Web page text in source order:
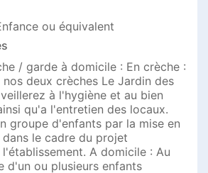
ou équivalent
/ garde à domicile : En crèche :
deux crèches Le Jardin des
à l'hygiène et au bien
qu'a l'entretien des locaux.
groupe d'enfants par la mise en
le cadre du projet
A domicile : Au
d'un ou plusieurs enfants